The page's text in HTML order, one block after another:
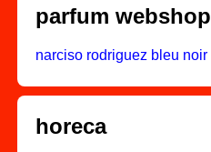
parfum webshop
narciso rodriguez bleu noir
horeca